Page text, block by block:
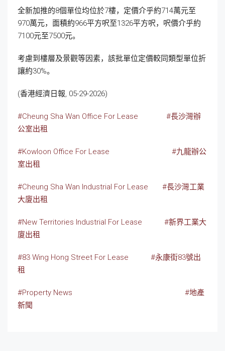
全新加推的8個單位均位於7樓，定價介乎約714萬元至
970萬元，面積約966平方呎至1326平方呎，呎價介乎約
7100元至7500元。
考慮到樓層及景觀等因素，該批單位定價較同類型單位折
讓約30%。
(香港經濟日報, 05-29-2026)
#Cheung Sha Wan Office For Lease
#長沙灣辦
公室出租
#Kowloon Office For Lease
#九龍辦公
室出租
#Cheung Sha Wan Industrial For Lease
#長沙灣工業
大廈出租
#New Territories Industrial For Lease
#新界工業大
廈出租
#83 Wing Hong Street For Lease
#永康街83號出
租
#Property News
#地產
新聞